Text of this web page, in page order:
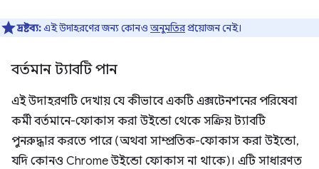
দ্রষ্টব্য:এই উদাহরণের জন্য কোনওঅনুমতিরপ্রয়োজন নেই।
বর্তমান ট্যাবটি পান
এই উদাহরণটি দেখায় যে কীভাবে একটি এক্সটেনশনের পরিষেবা
কর্মী বর্তমানে-ফোকাস করা উইন্ডো থেকে সক্রিয় ট্যাবটি
পুনরুদ্ধার করতে পারে (অথবা সাম্প্রতিক-ফোকাস করা উইন্ডো,
যদি কোনও Chrome উইন্ডো ফোকাস না থাকে)। এটি সাধারণত